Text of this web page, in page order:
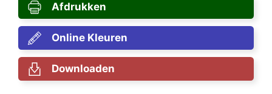
Afdrukken
Online Kleuren
Downloaden